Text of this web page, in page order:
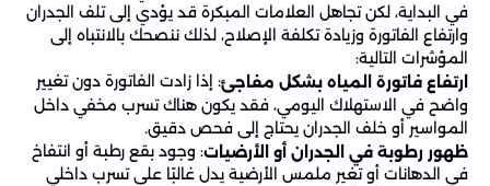
في البداية، لكن تجاهل العلامات المبكرة قد يؤدي إلى تلف الجدران
وارتفاع الفاتورة وزيادة تكلفة الإصلاح، لذلك ننصحك بالانتباه إلى
المؤشرات التالية:
ارتفاع فاتورة المياه بشكل مفاجئ: إذا زادت الفاتورة دون تغيير
واضح في الاستهلاك اليومي، فقد يكون هناك تسرب مخفي داخل
المواسير أو خلف الجدران يحتاج إلى فحص دقيق.
ظهور رطوبة في الجدران أو الأرضيات: وجود بقع رطبة أو انتفاخ
في الدهانات أو تغير ملمس الأرضية يدل غالبًا على تسرب داخلي